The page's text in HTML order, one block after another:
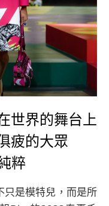
世界的舞台上
疲的大眾
粹
只是模特兒，而是所